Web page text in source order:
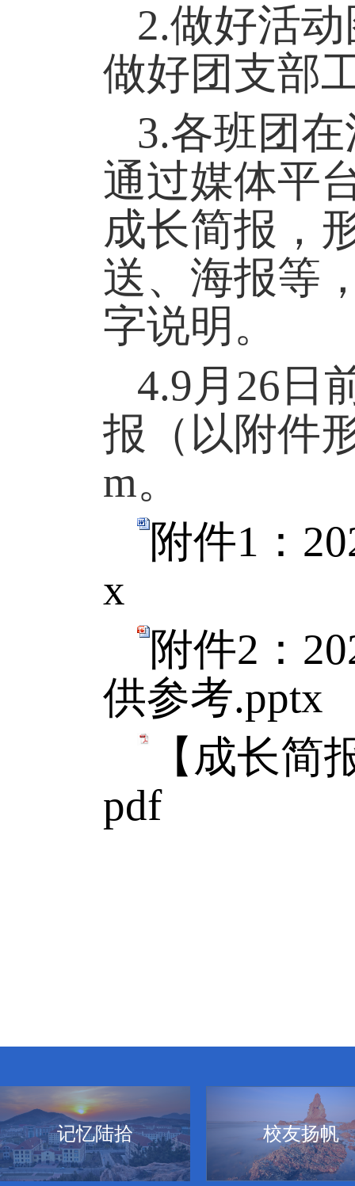
2.做好活
做好团支部
3.各班团
通过媒体平
成长简报，
送、海报等
字说明。
4.9月 26 日
报（以附件
m。
附件1：
x
附件2：
供参考.pptx
【成长简
pdf
记忆陆拾 校友扬帆